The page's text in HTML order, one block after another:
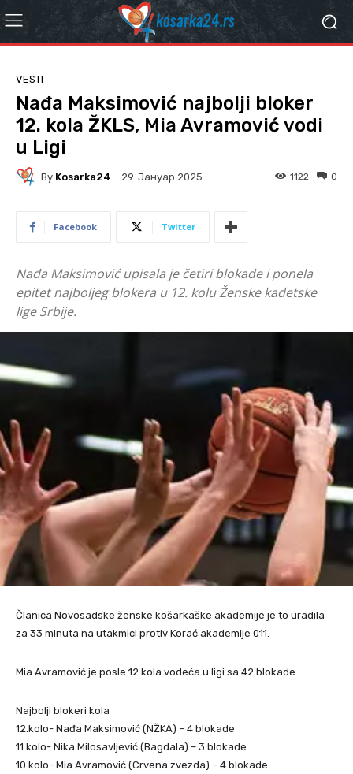
VESTI
Nađa Maksimović najbolji bloker
12. kola ŽKLS, Mia Avramović vodi
u Ligi
By Kosarka24 29. Јануар 2025. 0
1122
Facebook Twitter
Nađa Maksimović upisala je četiri blokade i ponela
epitet najboljeg blokera u 12. kolu Ženske kadetske
lige Srbije.
Članica Novosadske ženske košarkaške akademije je to uradila
za 33 minuta na utakmici protiv Korać akademije 011.
Mia Avramović je posle 12 kola vodeća u ligi sa 42 blokade.
Najbolji blokeri kola
12.kolo- Nađa Maksimović (NŽKA) – 4 blokade
11.kolo- Nika Milosavljević (Bagdala) – 3 blokade
10.kolo- Mia Avramović (Crvena zvezda) – 4 blokade